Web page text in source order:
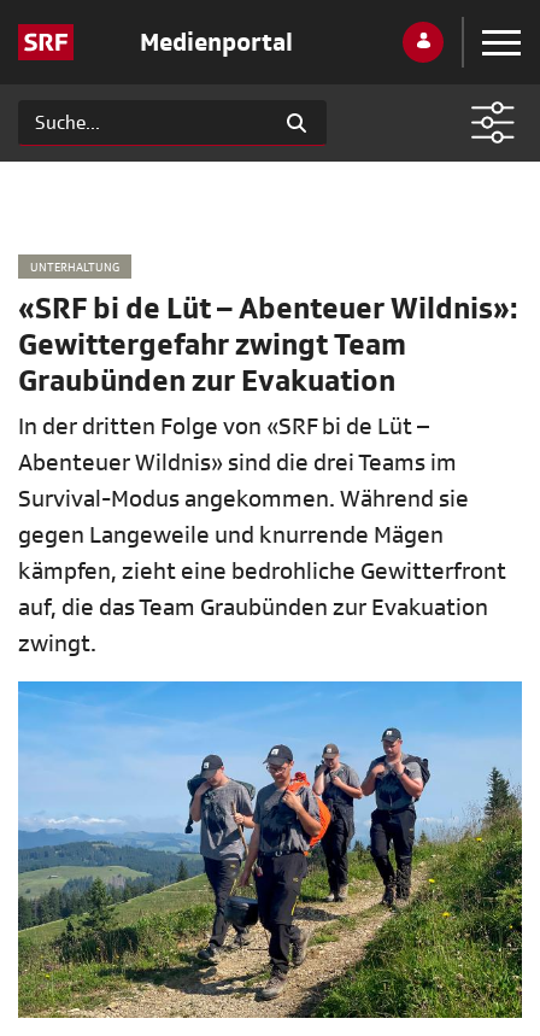
Medienportal
UNTERHALTUNG
«SRF bi de Lüt – Abenteuer Wildnis»:
Gewittergefahr zwingt Team
Graubünden zur Evakuation
In der dritten Folge von «SRF bi de Lüt –
Abenteuer Wildnis» sind die drei Teams im
Survival-Modus angekommen. Während sie
gegen Langeweile und knurrende Mägen
kämpfen, zieht eine bedrohliche Gewitterfront
auf, die das Team Graubünden zur Evakuation
zwingt.